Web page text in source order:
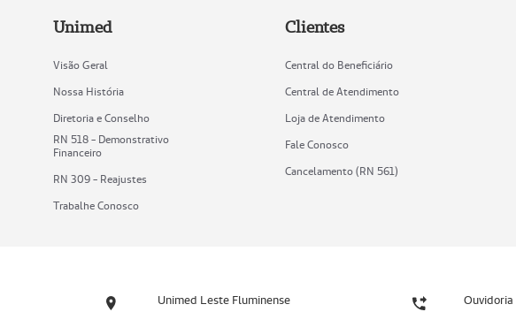
Unimed
Visão Geral
Nossa História
Diretoria e Conselho
RN 518 - Demonstrativo
Financeiro
RN 309 - Reajustes
Trabalhe Conosco
Clientes
Central do Beneficiário
Central de Atendimento
Loja de Atendimento
Fale Conosco
Cancelamento (RN 561)
Unimed Leste Fluminense Ouvidoria